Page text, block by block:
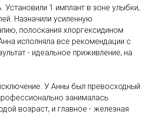
Установили 1 имплант в зоне улыбки,
Назначили усиленную
полоскания хлоргексидином
исполняла все рекомендации с
- идеальное приживление, на
У Анны был превосходный
занималась
возраст, и главное - железная